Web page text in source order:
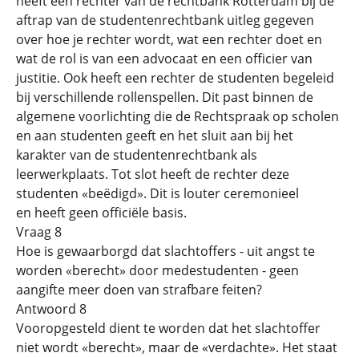
aftrap van de studentenrechtbank uitleg gegeven
over hoe je rechter wordt, wat een rechter doet en
wat de rol is van een advocaat en een officier van
justitie. Ook heeft een rechter de studenten begeleid
bij verschillende rollenspellen. Dit past binnen de
algemene voorlichting die de Rechtspraak op scholen
en aan studenten geeft en het sluit aan bij het
karakter van de studentenrechtbank als
leerwerkplaats. Tot slot heeft de rechter deze
studenten «beëdigd». Dit is louter ceremonieel
en heeft geen officiële basis.
Vraag 8
Hoe is gewaarborgd dat slachtoffers - uit angst te
worden «berecht» door medestudenten - geen
aangifte meer doen van strafbare feiten?
Antwoord 8
Vooropgesteld dient te worden dat het slachtoffer
niet wordt «berecht», maar de «verdachte». Het staat